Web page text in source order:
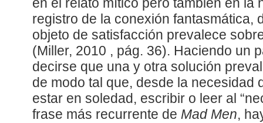
en el relato mítico pero también en la
registro de la conexión fantasmática,
objeto de satisfacción prevalece
(Miller, 2010 , pág. 36). Haciendo un
decirse que una y otra solución
de modo tal que, desde la necesidad
estar en soledad, escribir o leer al
frase más recurrente de Mad Men,